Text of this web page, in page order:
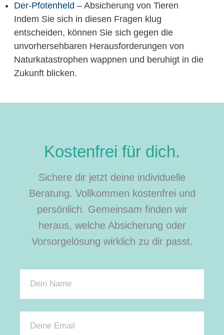
Der-Pfotenheld – Absicherung von Tieren
Indem Sie sich in diesen Fragen klug
entscheiden, können Sie sich gegen die
unvorhersehbaren Herausforderungen von
Naturkatastrophen wappnen und beruhigt in die
Zukunft blicken.
Kostenfrei für dich.
Sichere dir jetzt deine individuelle
Beratung. Vollkommen kostenfrei und
persönlich. Gemeinsam finden wir
heraus, welche Absicherung oder
Vorsorgelösung wirklich zu dir passt.